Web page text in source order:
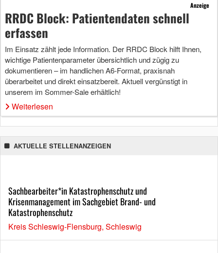
Anzeige
RRDC Block: Patientendaten schnell
erfassen
Im Einsatz zählt jede Information. Der RRDC Block hilft Ihnen,
wichtige Patientenparameter übersichtlich und zügig zu
dokumentieren – im handlichen A6-Format, praxisnah
überarbeitet und direkt einsatzbereit. Aktuell vergünstigt in
unserem im Sommer-Sale erhältlich!
Weiterlesen
AKTUELLE STELLENANZEIGEN
Sachbearbeiter*in Katastrophenschutz und
Krisenmanagement im Sachgebiet Brand- und
Katastrophenschutz
Kreis Schleswig-Flensburg, Schleswig